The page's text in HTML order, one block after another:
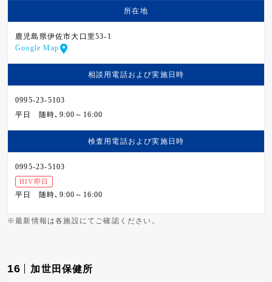
所在地
鹿児島県伊佐市大口里53-1
Google Map
相談用電話および実施日時
0995-23-5103
平日
随時､9:00～16:00
検査用電話および実施日時
0995-23-5103
HIV即日
平日 随時､9:00～16:00
※最新情報は各施設にてご確認ください。
16 加世田保健所